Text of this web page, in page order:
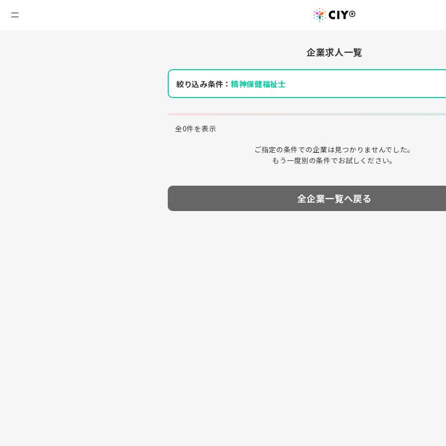
企業求人一覧
絞り込み条件： 精神保健福祉士
全0件を表示
ご指定の条件での企業は見つかりませんでした。
もう一度別の条件でお試しください。
全企業一覧へ戻る